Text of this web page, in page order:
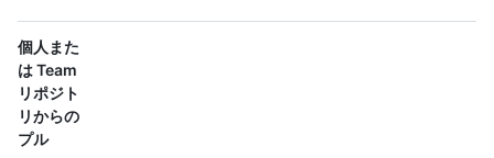
個人また
は Team
リポジト
リからの
プル